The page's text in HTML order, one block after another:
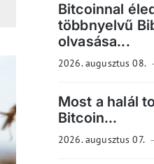
Bitcoinnal
többnyelvű
olvasása...
2026. augusztus 08.
Most a halál
Bitcoin...
2026. augusztus 07.